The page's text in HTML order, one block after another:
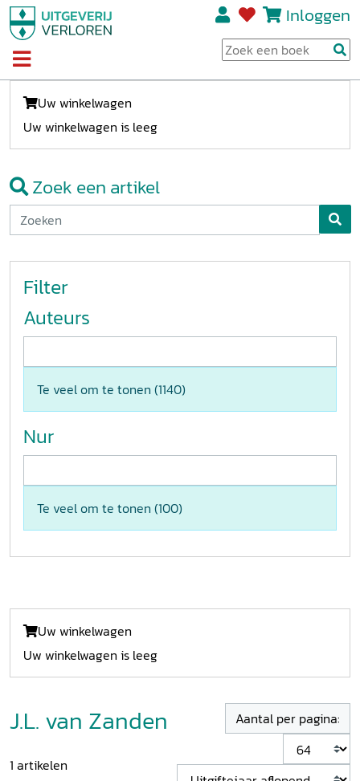
Inloggen
Uw winkelwagen
Uw winkelwagen is leeg
Zoek een artikel
Filter
Auteurs
Te veel om te tonen (1140)
Nur
Te veel om te tonen (100)
Uw winkelwagen
Uw winkelwagen is leeg
J.L. van Zanden
1 artikelen
Aantal per pagina: